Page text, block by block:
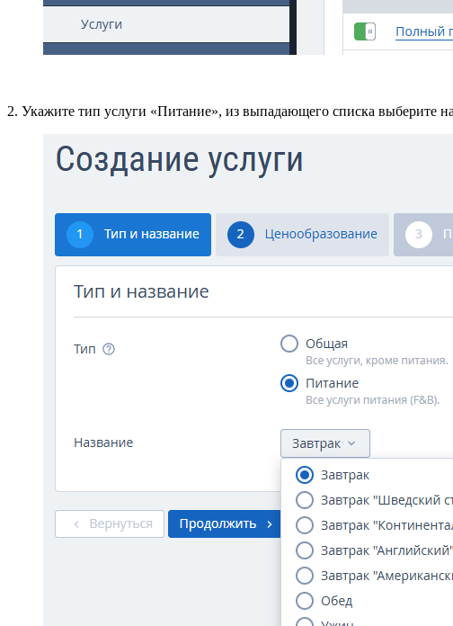
2. Укажите тип услуги «Питание», из выпадающего списка выберите